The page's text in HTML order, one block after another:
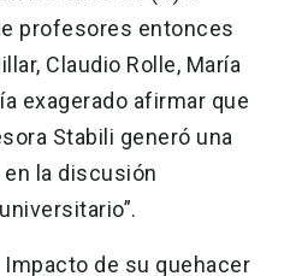
profesores entonces
Claudio Rolle, María
exagerado afirmar que
Stabili generó una
la discusión
de su quehacer